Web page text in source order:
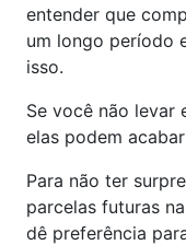
entender que
um longo período
isso.
Se você não levar
elas podem
Para não ter
parcelas futuras
dê preferência